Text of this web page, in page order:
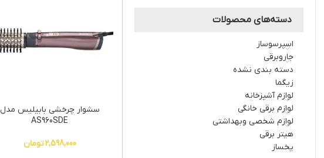
دسته‌های محصولات
اسپرسوساز
جاروبرقی
دسته بندی نشده
زیگما
لوازم آشپزخانه
لوازم برقی خانگی
لوازم شخصی وبهداشتی
هیتر برقی
یخساز
سشوار چرخشی بابیلیس مدل
AS960SDE
2,598,000تومان